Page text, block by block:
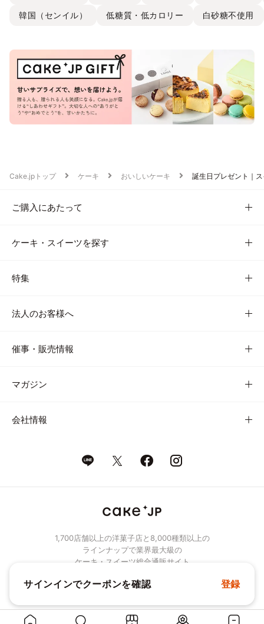
韓国（センイル） 低糖質・低カロリー 白砂糖不使用
Cake.jpトップ ケーキ おいしいケーキ 誕生日プレゼント｜
ご購入にあたって
ケーキ・スイーツを探す
特集
法人のお客様へ
催事・販売情報
マガジン
会社情報
1,700店舗以上の洋菓子店と8,000種類以上の
ラインナップで業界最大級の
ケーキ・スイーツ総合通販サイト
© Cake.jp Co., Ltd.
サインインでクーポンを確認 登録